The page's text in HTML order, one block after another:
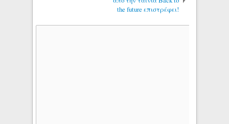
the future επιστρέφει!